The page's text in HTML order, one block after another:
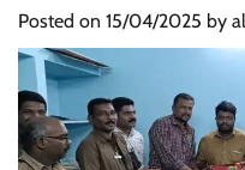
Posted on 15/04/2025 by